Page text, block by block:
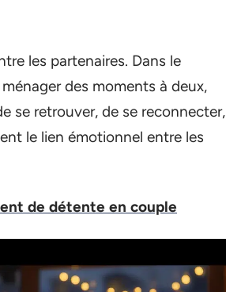
les partenaires. Dans le
des moments à deux,
se retrouver, de se reconnecter,
le lien émotionnel entre les
de détente en couple